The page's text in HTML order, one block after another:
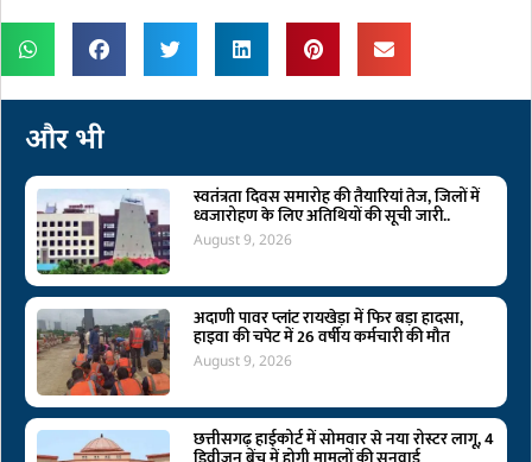
और भी
स्वतंत्रता दिवस समारोह की तैयारियां तेज, जिलों में
ध्वजारोहण के लिए अतिथियों की सूची जारी..
August 9, 2026
अदाणी पावर प्लांट रायखेड़ा में फिर बड़ा हादसा,
हाइवा की चपेट में 26 वर्षीय कर्मचारी की मौत
August 9, 2026
छत्तीसगढ़ हाईकोर्ट में सोमवार से नया रोस्टर लागू, 4